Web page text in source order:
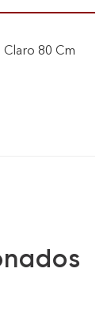
80 Cm